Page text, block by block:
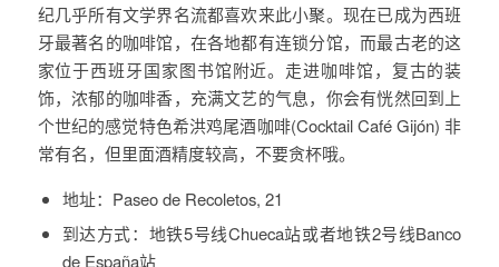
纪几乎所有文学界名流都喜欢来此小聚。现在已成为西班
牙最著名的咖啡馆，在各地都有连锁分馆，而最古老的这
家位于西班牙国家图书馆附近。走进咖啡馆，复古的装
饰，浓郁的咖啡香，充满文艺的气息，你会有恍然回到上
个世纪的感觉特色希洪鸡尾酒咖啡(Cocktail Café Gijón) 非
常有名，但里面酒精度较高，不要贪杯哦。
地址： Paseo de Recoletos, 21
到达方式： 地铁5号线Chueca站或者地铁2号线Banco
de España站